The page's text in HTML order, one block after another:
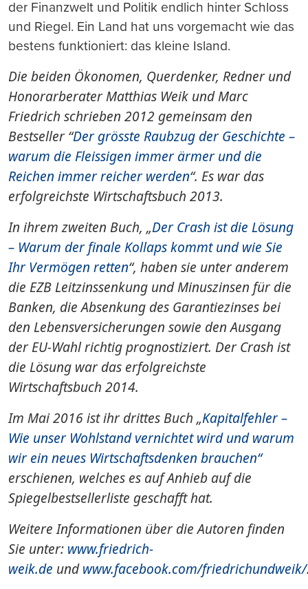
der Finanzwelt und Politik endlich hinter Schloss
und Riegel. Ein Land hat uns vorgemacht wie das
bestens funktioniert: das kleine Island.
Die beiden Ökonomen, Querdenker, Redner und
Honorarberater Matthias Weik und Marc
Friedrich schrieben 2012 gemeinsam den
Bestseller “Der grösste Raubzug der Geschichte –
warum die Fleissigen immer ärmer und die
Reichen immer reicher werden“. Es war das
erfolgreichste Wirtschaftsbuch 2013.
In ihrem zweiten Buch, „Der Crash ist die Lösung
– Warum der finale Kollaps kommt und wie Sie
Ihr Vermögen retten“, haben sie unter anderem
die EZB Leitzinssenkung und Minuszinsen für die
Banken, die Absenkung des Garantiezinses bei
den Lebensversicherungen sowie den Ausgang
der EU-Wahl richtig prognostiziert. Der Crash ist
die Lösung war das erfolgreichste
Wirtschaftsbuch 2014.
Im Mai 2016 ist ihr drittes Buch „Kapitalfehler –
Wie unser Wohlstand vernichtet wird und warum
wir ein neues Wirtschaftsdenken brauchen“
erschienen, welches es auf Anhieb auf die
Spiegelbestsellerliste geschafft hat.
Weitere Informationen über die Autoren finden
Sie unter: www.friedrich-
weik.de undwww.facebook.com/friedrichundweik/